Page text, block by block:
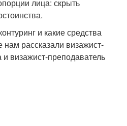
лица: скрыть
и какие средства
нам рассказали визажист-
визажист-преподаватель